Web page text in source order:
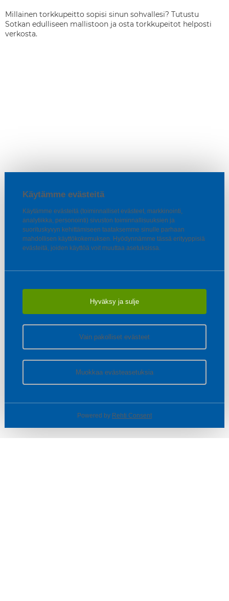
Käytämme evästeitä
Käytämme evästeitä (toiminnalliset evästeet, markkinointi,
analytiikka, personointi) sivuston toiminnallisuuksien ja
suorituskyvyn kehittämiseen taataksemme sinulle parhaan
mahdollisen käyttökokemuksen. Hyödynnämme tässä erityyppisiä
evästeitä, joiden käyttöä voit muuttaa asetuksissa.
Hyväksy ja sulje
Vain pakolliset evästeet
Muokkaa evästeasetuksia
Powered by Rehti Consent
Millainen torkkupeitto sopisi sinun sohvallesi? Tutustu
Sotkan edulliseen mallistoon ja osta torkkupeitot helposti
verkosta.